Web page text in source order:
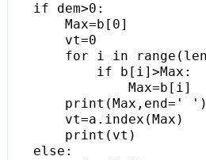
if dem>0:
    Max=b[0]
    vt=0
for i in
        if b[i]>Max:
            Max=b[i]
    print(Max,end=' ')
    vt=a.index(Max)
    print(vt)
else: